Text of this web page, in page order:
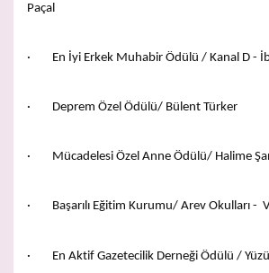
Paçal
· En İyi Erkek Muhabir Ödülü / Kanal D -
· Deprem Özel Ödülü/ Bülent Türker
· Mücadelesi Özel Anne Ödülü/ Halime
· Başarılı Eğitim Kurumu/ Arev Okulları -
· En Aktif Gazetecilik Derneği Ödülü /